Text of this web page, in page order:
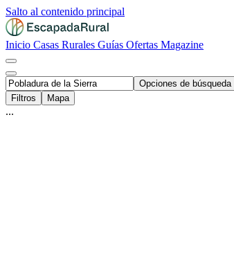
Salto al contenido principal
Inicio Casas Rurales Guías Ofertas Magazine
Opciones de búsqueda
Filtros
Mapa
...